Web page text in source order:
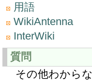
用語
WikiAntenna
InterWiki
質問
その他わからな